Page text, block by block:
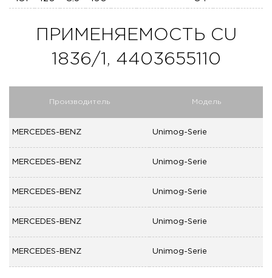
ПРИМЕНЯЕМОСТЬ CU
1836/1, 4403655110
Производитель Модель
MERCEDES-BENZ Unimog-Serie
MERCEDES-BENZ Unimog-Serie
MERCEDES-BENZ Unimog-Serie
MERCEDES-BENZ Unimog-Serie
MERCEDES-BENZ Unimog-Serie